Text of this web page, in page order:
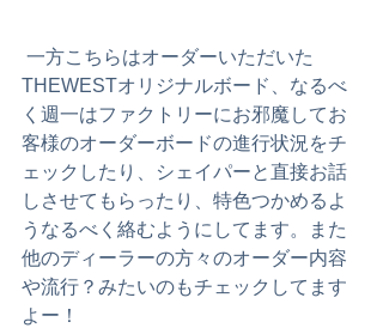
THEWESTオリジナルボード、なるべ
く週一はファクトリーにお邪魔してお
客様のオーダーボードの進行状況をチ
ェックしたり、シェイパーと直接お話
しさせてもらったり、特色つかめるよ
うなるべく絡むようにしてます。また
他のディーラーの方々のオーダー内容
や流行？みたいのもチェックしてます
よー！